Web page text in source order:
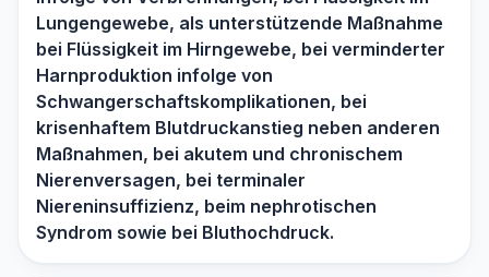
Lungengewebe, als unterstützende Maßnahme
bei Flüssigkeit im Hirngewebe, bei verminderter
Harnproduktion infolge von
Schwangerschaftskomplikationen, bei
krisenhaftem Blutdruckanstieg neben anderen
Maßnahmen, bei akutem und chronischem
Nierenversagen, bei terminaler
Niereninsuffizienz, beim nephrotischen
Syndrom sowie bei Bluthochdruck.